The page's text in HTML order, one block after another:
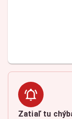
Zatiaľ tu